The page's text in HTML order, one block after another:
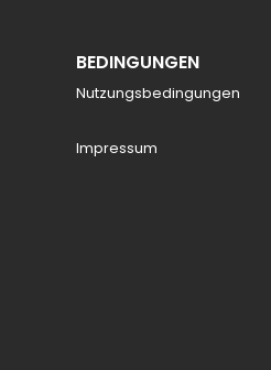
BEDINGUNGEN
Nutzungsbedingungen
Impressum